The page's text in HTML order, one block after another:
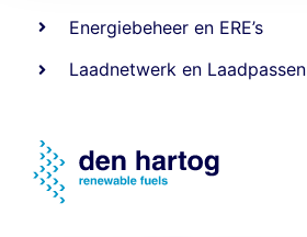
Energiebeheer en ERE’s
Laadnetwerk en Laadpassen